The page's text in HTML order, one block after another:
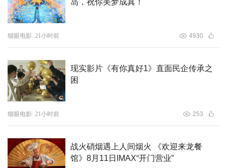
青春疼痛顶级IP引发关注 热度长虹粉丝翘首以待
长，影片关注度节节攀升。在大众的不舍和期待中，电影
《沙漏》于8月中旬正式杀青，时隔月余剧组主创重聚福州
猫眼电影 21小时前 4930
现实影片《有你真好1》直面民企传承之
困
猫眼电影 21小时前 253
战火硝烟遇上人间烟火 《欢迎来龙餐
馆》8月11日IMAX“开门营业”